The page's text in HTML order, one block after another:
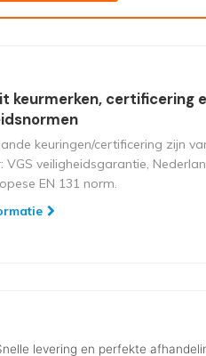
keurmerken, certificering
keuringen/certificering zijn
VGS veiligheidsgarantie,
EN 131 norm.